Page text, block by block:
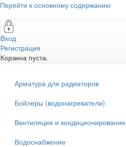
Перейти к основному содержанию
Вход
Регистрация
Корзина пуста.
Арматура для радиаторов
Бойлеры (водонагреватели)
Вентиляция и кондиционирование
Водоснабжение